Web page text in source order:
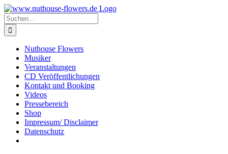
Zum
Inhalt
springen
Suche
nach:
Nuthouse Flowers
Musiker
Veranstaltungen
CD Veröffentlichungen
Kontakt und Booking
Videos
Pressebereich
Shop
Impressum/ Disclaimer
Datenschutz